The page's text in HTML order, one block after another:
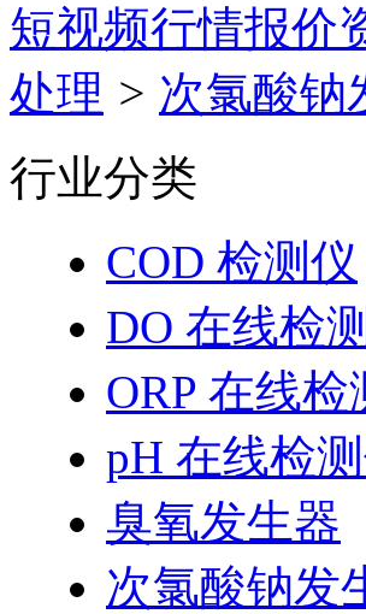
短视频行情报价
处理 > 次氯酸钠
行业分类
COD 检测仪
DO 在线检
ORP 在线检
pH 在线检
臭氧发生器
次氯酸钠发